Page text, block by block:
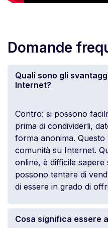
Domande
Quali sono gli
Internet?
Contro: si possono
prima di condividerli,
forma anonima.
comunità su Internet.
online, è difficile
possono tentare di
di essere in grado di
Cosa significa essere